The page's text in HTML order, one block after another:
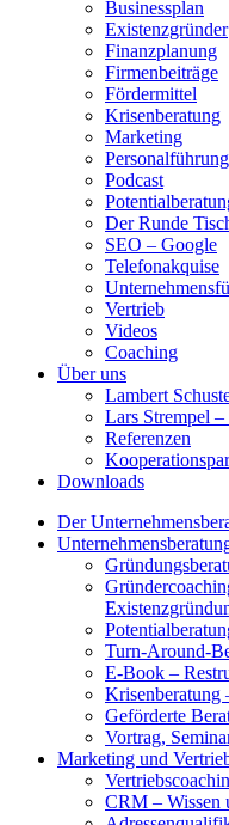
Businessplan
Existenzgründer
Finanzplanung
Firmenbeiträge
Fördermittel
Krisenberatung
Marketing
Personalführung
Podcast
Der Runde
SEO – Google
Telefonakquise
Vertrieb
Videos
Coaching
Über uns
Lambert
Lars Strempel
Referenzen
Downloads
Der
Turn-Around-
E-Book –
Krisenberatung
Geförderte
Vortrag,
Marketing und
CRM – Wissen